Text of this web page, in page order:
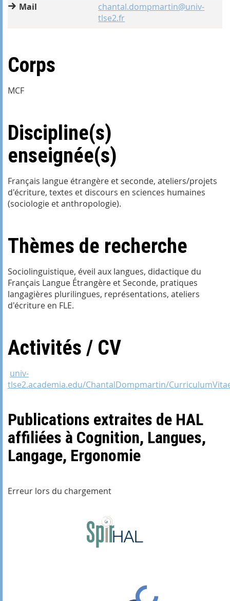
Mail
chantal.dompmartin@univ-
tlse2.fr
Corps
MCF
Discipline(s)
enseignée(s)
Français langue étrangère et seconde, ateliers/projets
d'écriture, textes et discours en sciences humaines
(sociologie et anthropologie).
Thèmes de recherche
Sociolinguistique, éveil aux langues, didactique du
Français Langue Étrangère et Seconde, pratiques
langagières plurilingues, représentations, ateliers
d'écriture en FLE.
Activités / CV
univ-
tlse2.academia.edu/ChantalDompmartin/
Publications extraites de HAL
affiliées à Cognition, Langues,
Langage, Ergonomie
Erreur lors du chargement